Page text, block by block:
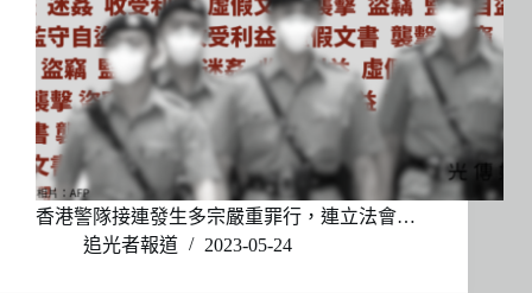
香港警隊接連發生多宗嚴重罪行，連立法會…
追光者報道
2023-05-24